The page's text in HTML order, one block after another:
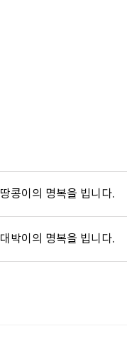
콩이의 명복을 빕니다.
박이의 명복을 빕니다.